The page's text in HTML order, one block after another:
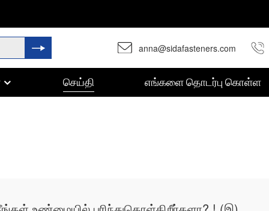
anna@sidafasteners.com
செய்தி எங்களை தொடர்பு கொள்ள